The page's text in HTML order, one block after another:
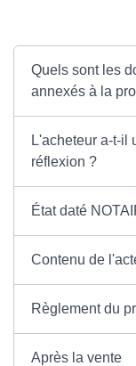
Quels sont les
annexés à la
L'acheteur a-t-il
réflexion ?
État daté
Contenu de
Règlement du
Après la vente